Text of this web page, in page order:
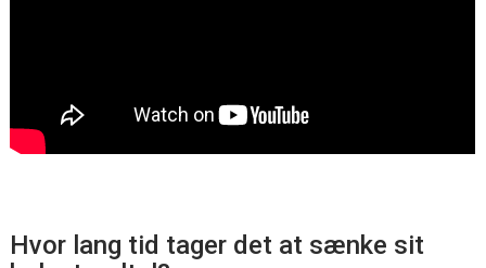
Hvor lang tid tager det at sænke sit